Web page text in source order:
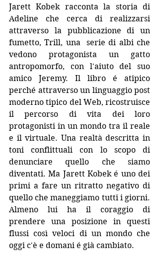
Jarett Kobek racconta la storia di
Adeline che cerca di realizzarsi
attraverso la pubblicazione di un
fumetto, Trill, una  serie di albi che
vedono protagonista un gatto
antropomorfo, con l'aiuto del suo
amico Jeremy. Il libro é atipico
perché attraverso un linguaggio post
moderno tipico del Web, ricostruisce
il percorso di vita dei loro
protagonisti in un mondo tra il reale
e il virtuale. Una realtà descritta in
toni conflittuali con lo scopo di
denunciare quello che siamo
diventati. Ma Jarett Kobek é uno dei
primi a fare un ritratto negativo di
quello che maneggiamo tutti i giorni.
Almeno lui ha il coraggio di
prendere una posizione in questi
flussi così veloci di un mondo che
oggi c'è e domani é già cambiato.